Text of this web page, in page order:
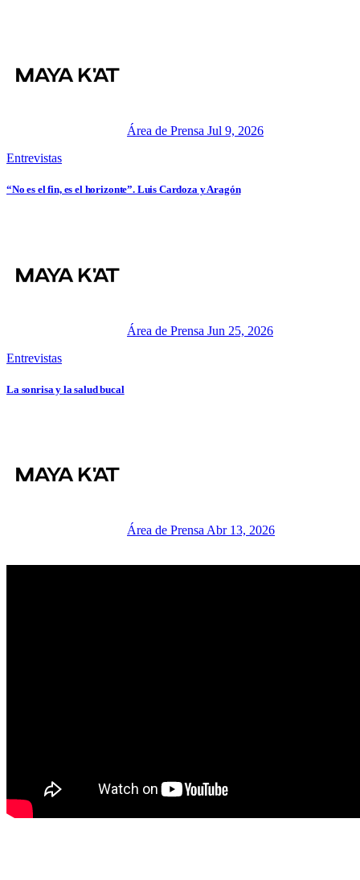
Área de Prensa Jul 9, 2026
Entrevistas
“No es el fin, es el horizonte”. Luis Cardoza y Aragón
Área de Prensa Jun 25, 2026
Entrevistas
La sonrisa y la salud bucal
Área de Prensa Abr 13, 2026